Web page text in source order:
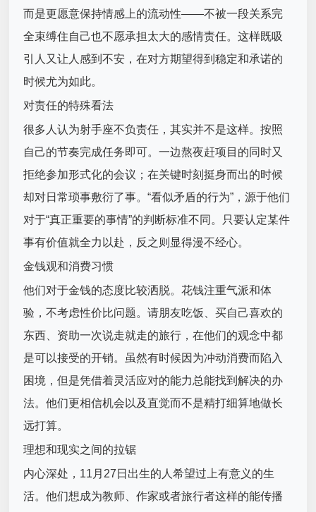
而是更愿意保持情感上的流动性——不被一段关系完
全束缚住自己也不愿承担太大的感情责任。这样既吸
引人又让人感到不安，在对方期望得到稳定和承诺的
时候尤为如此。
对责任的特殊看法
很多人认为射手座不负责任，其实并不是这样。按照
自己的节奏完成任务即可。一边熬夜赶项目的同时又
拒绝参加形式化的会议；在关键时刻挺身而出的时候
却对日常琐事敷衍了事。“看似矛盾的行为”，源于他们
对于“真正重要的事情”的判断标准不同。只要认定某件
事有价值就全力以赴，反之则显得漫不经心。
金钱观和消费习惯
他们对于金钱的态度比较洒脱。花钱注重气派和体
验，不考虑性价比问题。请朋友吃饭、买自己喜欢的
东西、资助一次说走就走的旅行，在他们的观念中都
是可以接受的开销。虽然有时候因为冲动消费而陷入
困境，但是凭借着灵活应对的能力总能找到解决的办
法。他们更相信机会以及直觉而不是精打细算地做长
远打算。
理想和现实之间的拉锯
内心深处，11月27日出生的人希望过上有意义的生
活。他们想成为教师、作家或者旅行者这样的能传播